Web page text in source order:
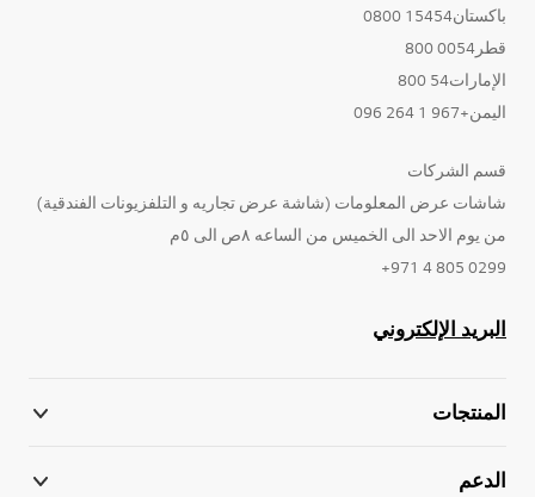
باكستان15454 0800
قطر0054 800
الإمارات54 800
اليمن+967 1 264 096
قسم الشركات
شاشات عرض المعلومات (شاشة عرض تجاريه و التلفزيونات الفندقية)
من يوم الاحد الى الخميس من الساعه ٨ص الى ٥م
0299 805 4 971+
البريد الإلكتروني
المنتجات
الدعم